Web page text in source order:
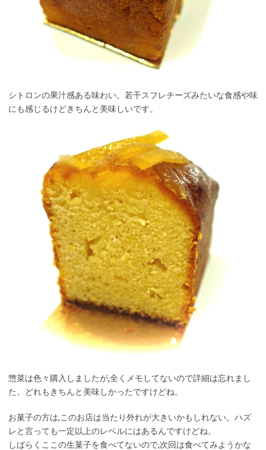
シトロンの果汁感ある味わい。若干スフレチーズみたいな食感や味
にも感じるけどきちんと美味しいです。
惣菜は色々購入しましたが,全くメモしてないので詳細は忘れまし
た。どれもきちんと美味しかったですけどね。
お菓子の方は,このお店は当たり外れが大きいかもしれない。ハズ
レと言っても一定以上のレベルにはあるんですけどね。
しばらくここの生菓子を食べてないので,次回は食べてみようかな